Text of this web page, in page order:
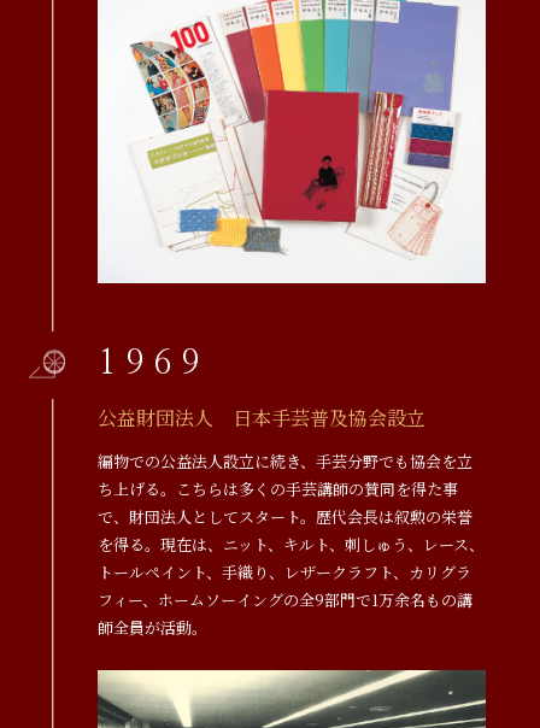
1969
公益財団法人 日本手芸普及協会設立
編物での公益法人設立に続き、手芸分野でも協会を立
ち上げる。こちらは多くの手芸講師の賛同を得た事
で、財団法人としてスタート。歴代会長は叙勲の栄誉
を得る。現在は、ニット、キルト、刺しゅう、レース、
トールペイント、手織り、レザークラフト、カリグラ
フィー、ホームソーイングの全9部門で1万余名もの講
師全員が活動。